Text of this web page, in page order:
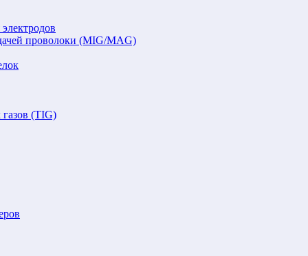
проволоки (MIG/MAG)
(TIG)